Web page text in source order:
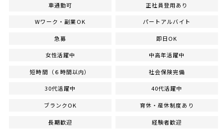
車通勤可 正社員登用あり
Wワーク・副業OK パートアルバイト
急募 即日OK
女性活躍中 中高年活躍中
短時間（６時間以内） 社会保険完備
30代活躍中 40代活躍中
ブランクOK 育休・産休制度あり
長期歓迎 経験者歓迎